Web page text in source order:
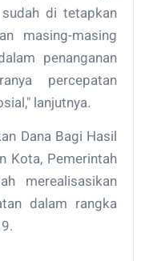
di tetapkan
masing-masing
penanganan
percepatan
lanjutnya.
Dana Bagi Hasil
Kota, Pemerintah
merealisasikan
dalam rangka